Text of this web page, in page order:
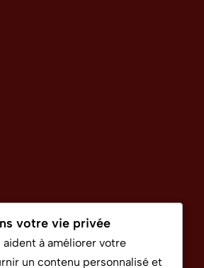
d’Utilisation
votre vie privée
aident à améliorer votre
un contenu personnalisé et